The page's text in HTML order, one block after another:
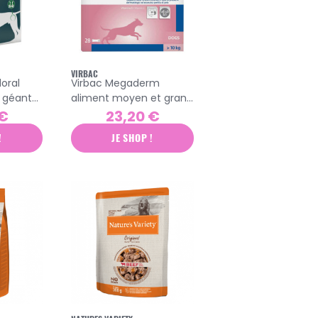
VIRBAC
Virbac Megaderm
aliment moyen et grand
chien 28x8ml
23,20 €
JE SHOP !